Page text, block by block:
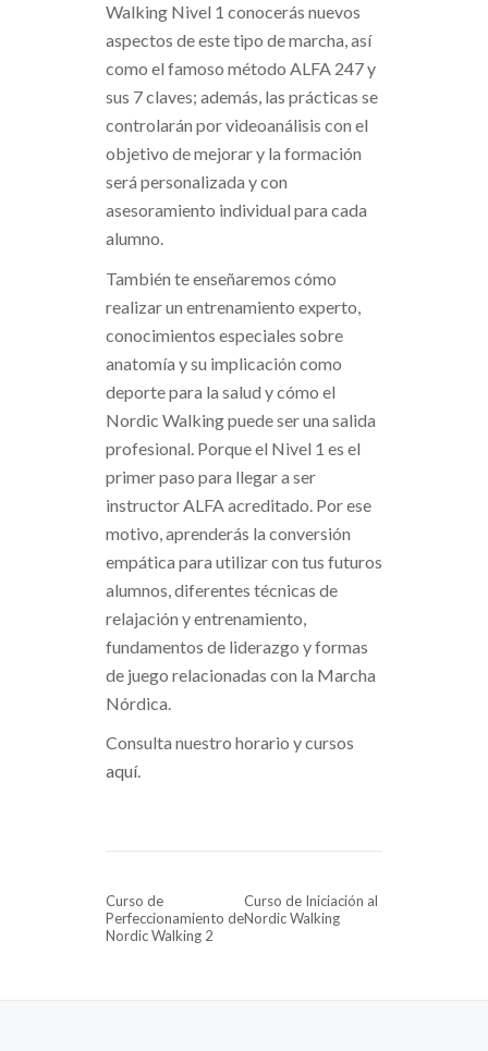
Walking Nivel 1 conocerás nuevos
aspectos de este tipo de marcha, así
como el famoso método ALFA 247 y
sus 7 claves; además, las prácticas se
controlarán por videoanálisis con el
objetivo de mejorar y la formación
será personalizada y con
asesoramiento individual para cada
alumno.
También te enseñaremos cómo
realizar un entrenamiento experto,
conocimientos especiales sobre
anatomía y su implicación como
deporte para la salud y cómo el
Nordic Walking puede ser una salida
profesional. Porque el Nivel 1 es el
primer paso para llegar a ser
instructor ALFA acreditado. Por ese
motivo, aprenderás la conversión
empática para utilizar con tus futuros
alumnos, diferentes técnicas de
relajación y entrenamiento,
fundamentos de liderazgo y formas
de juego relacionadas con la Marcha
Nórdica.
Consulta nuestro horario y cursos
aquí.
Curso de
Perfeccionamiento de
Nordic Walking 2
Curso de Iniciación al
Nordic Walking